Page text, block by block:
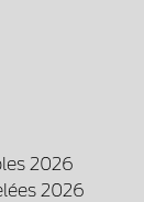
2026
2026